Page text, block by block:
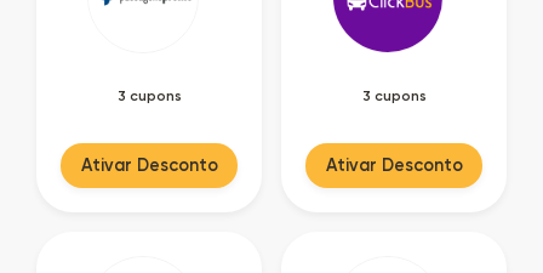
3 cupons
Ativar Desconto
3 cupons
Ativar Desconto